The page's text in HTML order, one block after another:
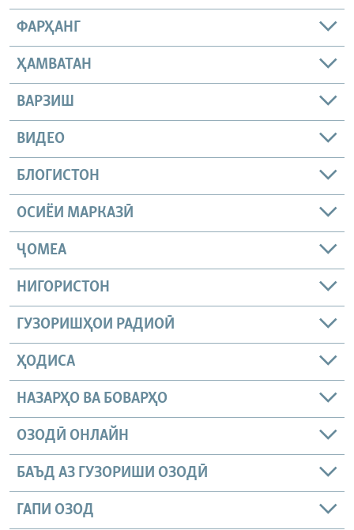
ФАРҲАНГ
ҲАМВАТАН
ВАРЗИШ
ВИДЕО
БЛОГИСТОН
ОСИЁИ МАРКАЗӢ
ҶОМEА
НИГОРИСТОН
ГУЗОРИШҲОИ РАДИОӢ
ҲОДИСА
НАЗАРҲО ВА БОВАРҲО
ОЗОДӢ ОНЛАЙН
БАЪД АЗ ГУЗОРИШИ ОЗОДӢ
ГАПИ ОЗОД